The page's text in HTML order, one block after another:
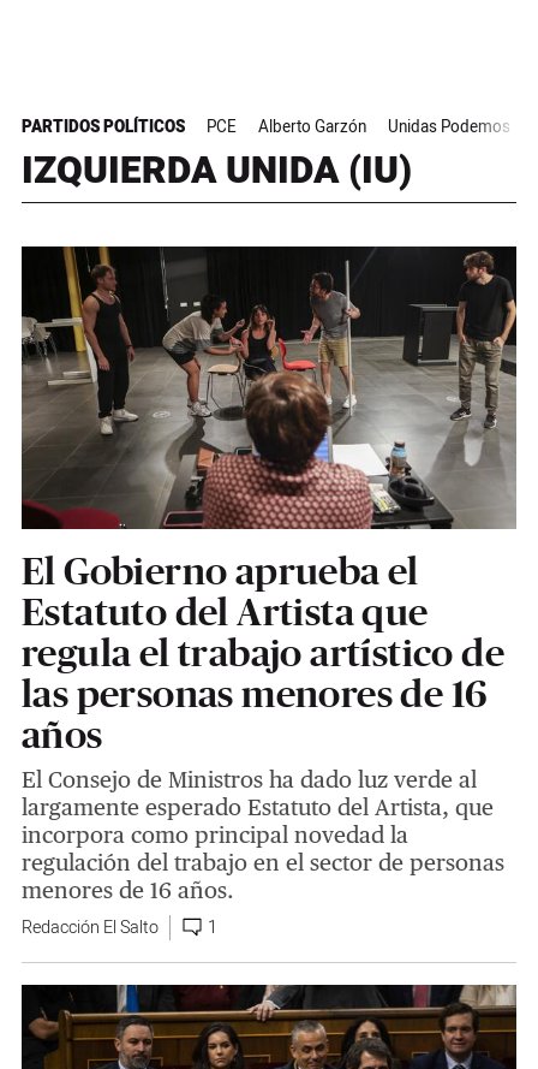
PARTIDOS POLÍTICOS PCE Alberto Garzón Unidas Podemos
IZQUIERDA UNIDA (IU)
El Gobierno aprueba el
Estatuto del Artista que
regula el trabajo artístico de
las personas menores de 16
años
El Consejo de Ministros ha dado luz verde al
largamente esperado Estatuto del Artista, que
incorpora como principal novedad la
regulación del trabajo en el sector de personas
menores de 16 años.
Redacción El Salto 1